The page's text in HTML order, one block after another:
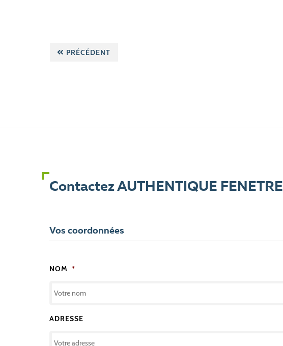
PRÉCÉDENT
Contactez AUTHENTIQUE FENETRE
Vos coordonnées
NOM *
ADRESSE